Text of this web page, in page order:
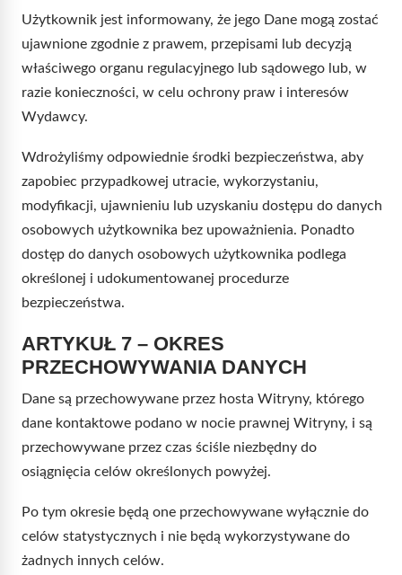
Użytkownik jest informowany, że jego Dane mogą zostać
ujawnione zgodnie z prawem, przepisami lub decyzją
właściwego organu regulacyjnego lub sądowego lub, w
razie konieczności, w celu ochrony praw i interesów
Wydawcy.
Wdrożyliśmy odpowiednie środki bezpieczeństwa, aby
zapobiec przypadkowej utracie, wykorzystaniu,
modyfikacji, ujawnieniu lub uzyskaniu dostępu do danych
osobowych użytkownika bez upoważnienia. Ponadto
dostęp do danych osobowych użytkownika podlega
określonej i udokumentowanej procedurze
bezpieczeństwa.
ARTYKUŁ 7 – OKRES
PRZECHOWYWANIA DANYCH
Dane są przechowywane przez hosta Witryny, którego
dane kontaktowe podano w nocie prawnej Witryny, i są
przechowywane przez czas ściśle niezbędny do
osiągnięcia celów określonych powyżej.
Po tym okresie będą one przechowywane wyłącznie do
celów statystycznych i nie będą wykorzystywane do
żadnych innych celów.